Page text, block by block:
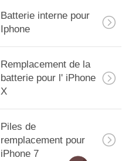
Batterie interne pour
Iphone
Remplacement de la
batterie pour l' iPhone
X
Piles de
remplacement pour
iPhone 7